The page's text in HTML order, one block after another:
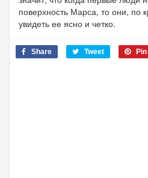
поверхность Марса, то они, по
увидеть ее ясно и четко.
Share Tweet